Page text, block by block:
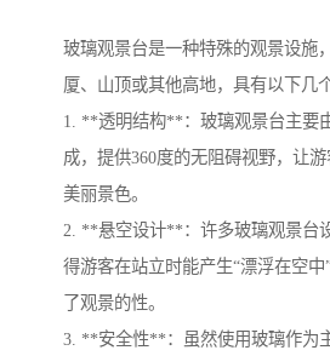
玻璃观景台是一种特殊的观景设施
厦、山顶或其他高地，具有以下几
1. **透明结构**：玻璃观景台主要
成，提供360度的无阻碍视野，让
美丽景色。
2. **悬空设计**：许多玻璃观景台
得游客在站立时能产生“漂浮在空中
了观景的性。
3. **安全性**：虽然使用玻璃作为